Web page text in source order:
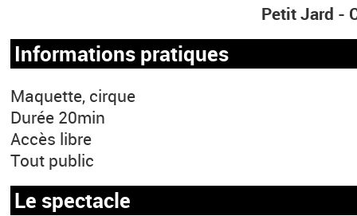
Petit Jard -
Informations pratiques
Maquette, cirque
Durée 20min
Accès libre
Tout public
Le spectacle